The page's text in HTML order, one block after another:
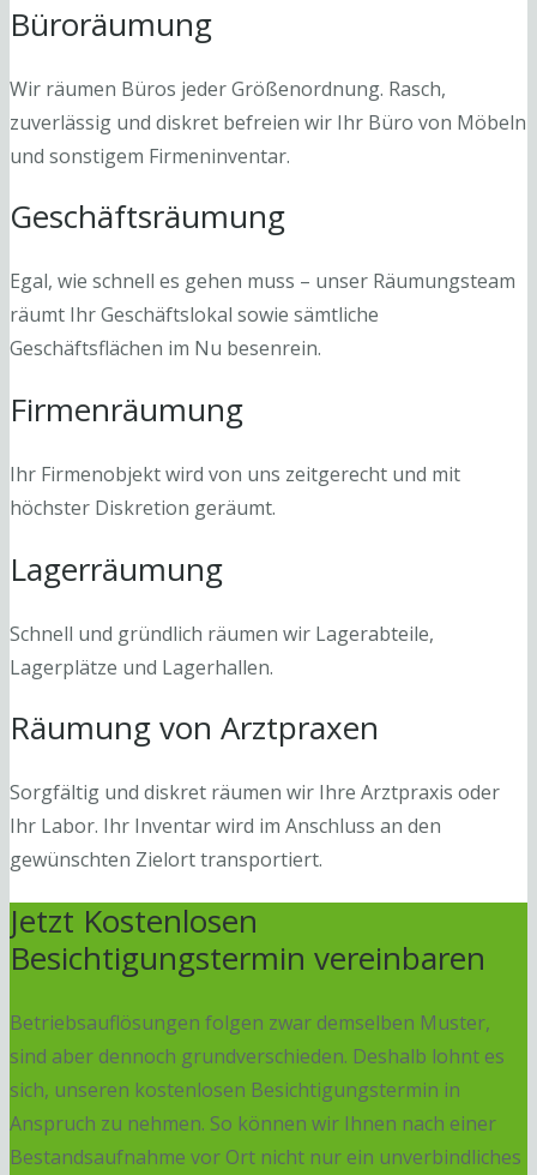
Büroräumung
Wir räumen Büros jeder Größenordnung. Rasch,
zuverlässig und diskret befreien wir Ihr Büro von Möbeln
und sonstigem Firmeninventar.
Geschäftsräumung
Egal, wie schnell es gehen muss – unser Räumungsteam
räumt Ihr Geschäftslokal sowie sämtliche
Geschäftsflächen im Nu besenrein.
Firmenräumung
Ihr Firmenobjekt wird von uns zeitgerecht und mit
höchster Diskretion geräumt.
Lagerräumung
Schnell und gründlich räumen wir Lagerabteile,
Lagerplätze und Lagerhallen.
Räumung von Arztpraxen
Sorgfältig und diskret räumen wir Ihre Arztpraxis oder
Ihr Labor. Ihr Inventar wird im Anschluss an den
gewünschten Zielort transportiert.
Jetzt Kostenlosen
Besichtigungstermin vereinbaren
Betriebsauflösungen folgen zwar demselben Muster,
sind aber dennoch grundverschieden. Deshalb lohnt es
sich, unseren kostenlosen Besichtigungstermin in
Anspruch zu nehmen. So können wir Ihnen nach einer
Bestandsaufnahme vor Ort nicht nur ein unverbindliches